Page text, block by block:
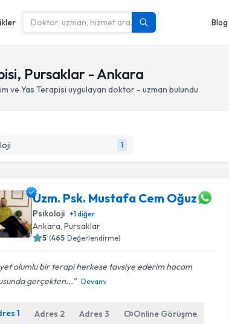
Blog
Pursaklar - Ankara
ve Yas Terapisi uygulayan doktor - uzman bulundu
1
Uzm. Psk. Mustafa Cem Oğuz
Psikoloji +1diğer
Ankara, Pursaklar
5 (465 Değerlendirme)
olumlu bir terapi herkese tavsiye ederim hocam
gerçekten...
Devamı
1 Adres 2 Adres3 Online Görüşme